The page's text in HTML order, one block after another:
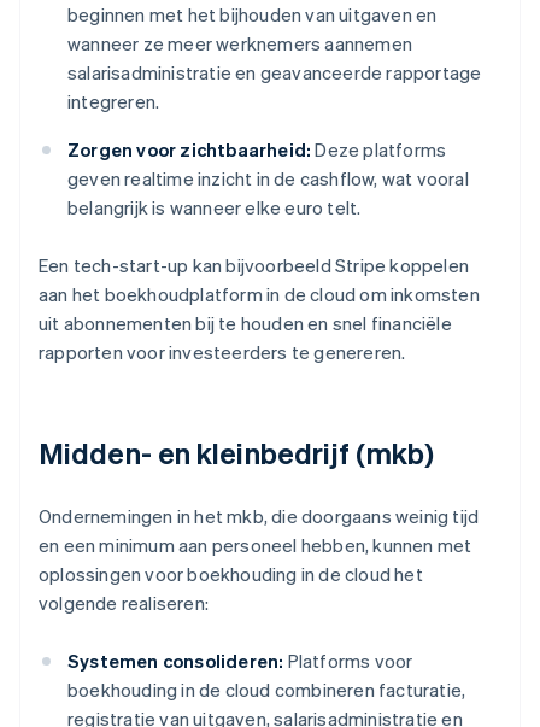
beginnen met het bijhouden van uitgaven en
wanneer ze meer werknemers aannemen
salarisadministratie en geavanceerde rapportage
integreren.
Zorgen voor zichtbaarheid: Deze platforms
geven realtime inzicht in de cashflow, wat vooral
belangrijk is wanneer elke euro telt.
Een tech-start-up kan bijvoorbeeld Stripe koppelen
aan het boekhoudplatform in de cloud om inkomsten
uit abonnementen bij te houden en snel financiële
rapporten voor investeerders te genereren.
Midden- en kleinbedrijf (mkb)
Ondernemingen in het mkb, die doorgaans weinig tijd
en een minimum aan personeel hebben, kunnen met
oplossingen voor boekhouding in de cloud het
volgende realiseren:
Systemen consolideren: Platforms voor
boekhouding in de cloud combineren facturatie,
registratie van uitgaven, salarisadministratie en